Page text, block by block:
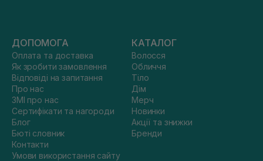
ДОПОМОГА
Оплата та доставка
Як зробити замовлення
Відповіді на запитання
Про нас
ЗМІ про нас
Сертифікати та нагороди
Блог
Бюті словник
Контакти
Умови використання сайту
КАТАЛОГ
Волосся
Обличчя
Тіло
Дім
Мерч
Новинки
Акції та знижки
Бренди